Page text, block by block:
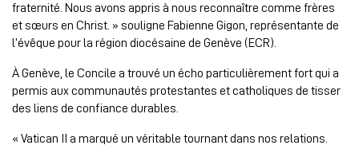
fraternité. Nous avons appris à nous reconnaître comme frères
et sœurs en Christ. » souligne Fabienne Gigon, représentante de
l’évêque pour la région diocésaine de Genève (ECR).
À Genève, le Concile a trouvé un écho particulièrement fort qui a
permis aux communautés protestantes et catholiques de tisser
des liens de confiance durables.
« Vatican II a marqué un véritable tournant dans nos relations.